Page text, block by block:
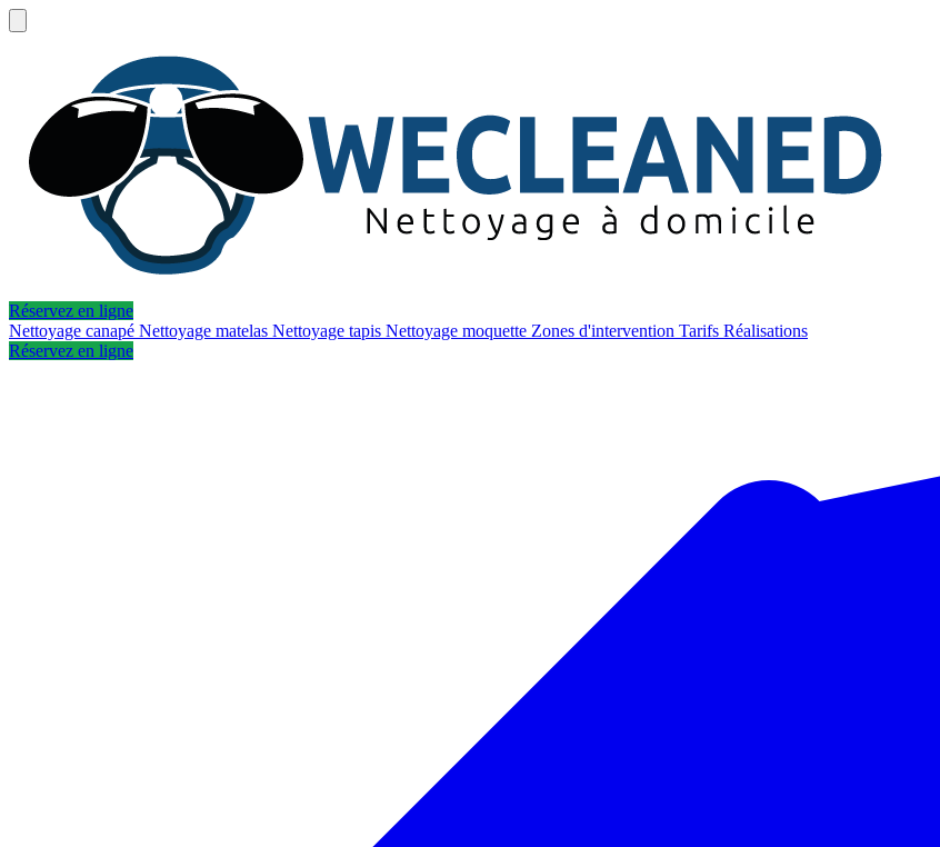
Réservez en ligne
Nettoyage canapé Nettoyage matelas Nettoyage tapis Nettoyage moquette Zones d'intervention Tarifs Réalisations
Réservez en ligne